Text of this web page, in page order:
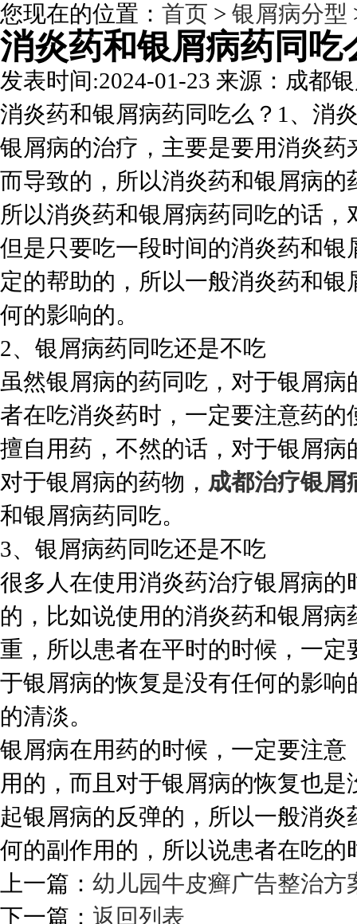
您现在的位置： 首页 > 银屑病分型
消炎药和银屑病药同吃
发表时间:2024-01-23 来源：成都
消炎药和银屑病药同吃么？1、消
银屑病的治疗，主要是要用消炎
而导致的，所以消炎药和银屑病
所以消炎药和银屑病药同吃的话
但是只要吃一段时间的消炎药和
定的帮助的，所以一般消炎药和
何的影响的。
2、银屑病药同吃还是不吃
虽然银屑病的药同吃，对于银屑
者在吃消炎药时，一定要注意药
擅自用药，不然的话，对于银屑
对于银屑病的药物， 成都治疗银屑
和银屑病药同吃。
3、银屑病药同吃还是不吃
很多人在使用消炎药治疗银屑病
的，比如说使用的消炎药和银屑
重，所以患者在平时的时候，一
于银屑病的恢复是没有任何的影
的清淡。
银屑病在用药的时候，一定要注
用的，而且对于银屑病的恢复也
起银屑病的反弹的，所以一般消
何的副作用的，所以说患者在吃
上一篇： 幼儿园牛皮癣广告整治方
下一篇： 返回列表